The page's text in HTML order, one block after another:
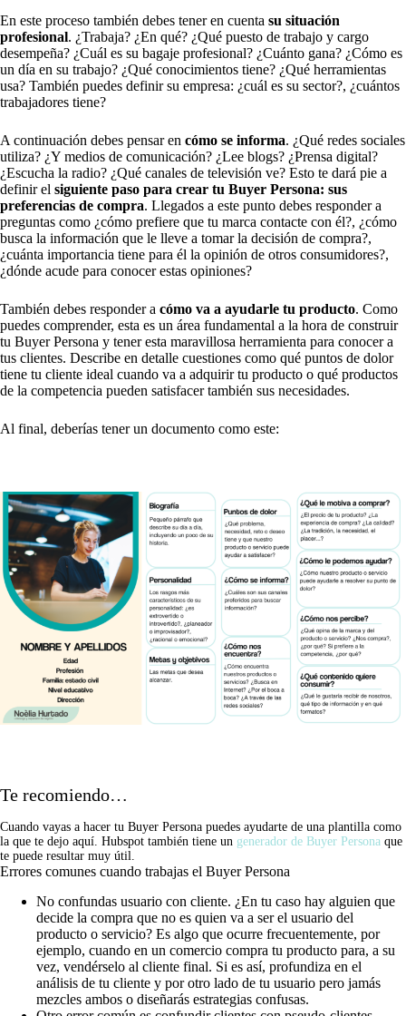
En este proceso también debes tener en cuenta su situación
profesional. ¿Trabaja? ¿En qué? ¿Qué puesto de trabajo y cargo
desempeña? ¿Cuál es su bagaje profesional? ¿Cuánto gana? ¿Cómo es
un día en su trabajo? ¿Qué conocimientos tiene? ¿Qué herramientas
usa? También puedes definir su empresa: ¿cuál es su sector?, ¿cuántos
trabajadores tiene?
A continuación debes pensar en cómo se informa. ¿Qué redes sociales
utiliza? ¿Y medios de comunicación? ¿Lee blogs? ¿Prensa digital?
¿Escucha la radio? ¿Qué canales de televisión ve? Esto te dará pie a
definir el siguiente paso para crear tu Buyer Persona: sus
preferencias de compra. Llegados a este punto debes responder a
preguntas como ¿cómo prefiere que tu marca contacte con él?, ¿cómo
busca la información que le lleve a tomar la decisión de compra?,
¿cuánta importancia tiene para él la opinión de otros consumidores?,
¿dónde acude para conocer estas opiniones?
También debes responder a cómo va a ayudarle tu producto. Como
puedes comprender, esta es un área fundamental a la hora de construir
tu Buyer Persona y tener esta maravillosa herramienta para conocer a
tus clientes. Describe en detalle cuestiones como qué puntos de dolor
tiene tu cliente ideal cuando va a adquirir tu producto o qué productos
de la competencia pueden satisfacer también sus necesidades.
Al final, deberías tener un documento como este:
Te recomiendo…
Cuando vayas a hacer tu Buyer Persona puedes ayudarte de una plantilla como
la que te dejo aquí. Hubspot también tiene un generador de Buyer Persona que
te puede resultar muy útil.
Errores comunes cuando trabajas el Buyer Persona
No confundas usuario con cliente. ¿En tu caso hay alguien que
decide la compra que no es quien va a ser el usuario del
producto o servicio? Es algo que ocurre frecuentemente, por
ejemplo, cuando en un comercio compra tu producto para, a su
vez, vendérselo al cliente final. Si es así, profundiza en el
análisis de tu cliente y por otro lado de tu usuario pero jamás
mezcles ambos o diseñarás estrategias confusas.